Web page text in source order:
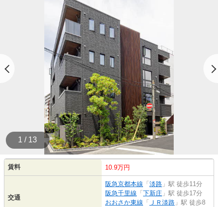
1 / 13
賃料 10.9万円
交通
阪急京都本線 「 淡路 」駅 徒歩11分
阪急千里線 「 下新庄 」駅 徒歩17分
おおさか東線 「 ＪＲ淡路 」駅 徒歩8